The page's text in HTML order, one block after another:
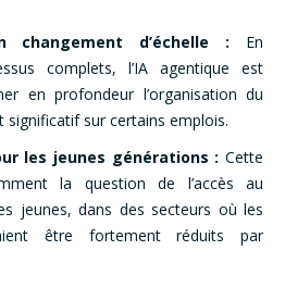
changement d’échelle : En
complets, l’IA agentique est
en profondeur l’organisation du
significatif sur certains emplois.
les jeunes générations :Cette
la question de l’accès au
jeunes, dans des secteurs où les
être fortement réduits par